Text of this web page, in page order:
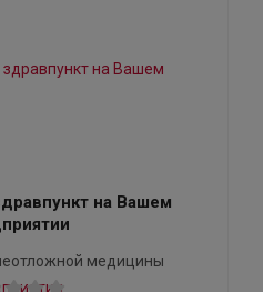
на Вашем
медицины